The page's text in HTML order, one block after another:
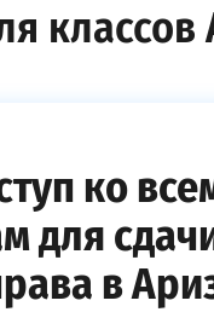
классов
ко
для
в